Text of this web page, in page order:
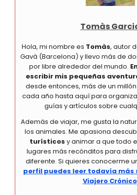
Tomàs
Hola, mi nombre es Tomàs, autor
Gavà (Barcelona) y llevo más de
por libre alrededor del mundo.
escribir mis pequeñas
desde entonces, más de un
cada año hasta aquí para
guías y artículos sobre
Además de viajar, me gusta la
los animales. Me apasiona
turísticos y animar a que todo
lugares más recónditos para
diferente. Si quieres conocerme
perfil puedes leer todavía más
Viajero Crónico